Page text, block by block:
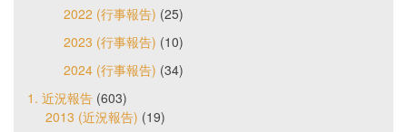
2022 (行事報告) (25)
2023 (行事報告) (10)
2024 (行事報告) (34)
1. 近況報告 (603)
2013 (近況報告) (19)